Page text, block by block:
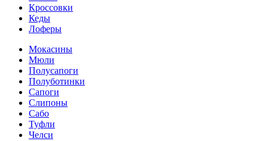
Кроссовки
Кеды
Лоферы
Мокасины
Мюли
Полусапоги
Полуботинки
Сапоги
Слипоны
Сабо
Туфли
Челси